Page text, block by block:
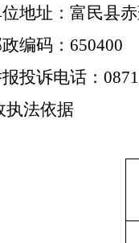
位地址：富民县
编码： 650400
报投诉电话：
执法依据